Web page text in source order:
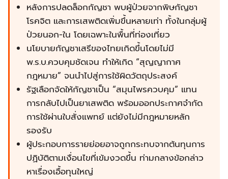
หลังการปลดล็อกกัญชา พบผู้ป่วยจากพิษกัญชา
โรคจิต และการเสพติดเพิ่มขึ้นหลายเท่า ทั้งในกลุ่มผู้
ป่วยนอก-ใน โดยเฉพาะในพื้นที่ท่องเที่ยว
นโยบายกัญชาเสรีของไทยเกิดขึ้นโดยไม่มี
พ.ร.บ.ควบคุมชัดเจน ทำให้เกิด “สุญญากาศ
กฎหมาย” จนนำไปสู่การใช้ผิดวัตถุประสงค์
รัฐเลือกจัดให้กัญชาเป็น “สมุนไพรควบคุม” แทน
การกลับไปเป็นยาเสพติด พร้อมออกประกาศจำกัด
การใช้ผ่านใบสั่งแพทย์ แต่ยังไม่มีกฎหมายหลัก
รองรับ
ผู้ประกอบการรายย่อยอาจถูกกระทบจากต้นทุนการ
ปฏิบัติตามเงื่อนไขที่เข้มงวดขึ้น ท่ามกลางข้อกล่าว
หาเรื่องเอื้อทุนใหญ่